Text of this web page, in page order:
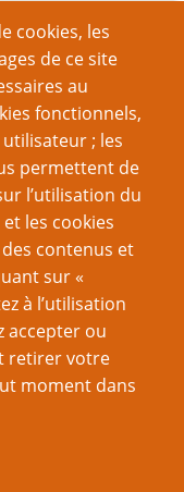
cookies, les
de ce site
au
fonctionnels,
; les
permettent de
l’utilisation du
les cookies
contenus et
sur «
à l’utilisation
accepter ou
retirer votre
moment dans